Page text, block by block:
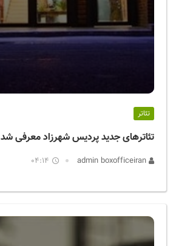
تئاتر
تئاترهای جدید پردیس شهرزاد معرفی شد
04:14